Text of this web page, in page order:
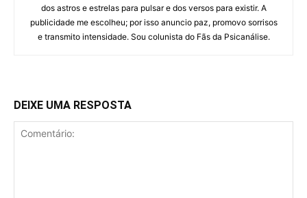
dos astros e estrelas para pulsar e dos versos para existir. A
publicidade me escolheu; por isso anuncio paz, promovo sorrisos
e transmito intensidade. Sou colunista do Fãs da Psicanálise.
DEIXE UMA RESPOSTA